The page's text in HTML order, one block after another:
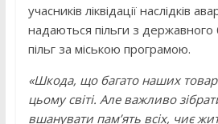
учасників ліквідації наслідків
надаються пільги з
пільг за міською програмою.
«Шкода, що багато наших
цьому світі. Але важливо
вшанувати пам’ять всіх, чиє